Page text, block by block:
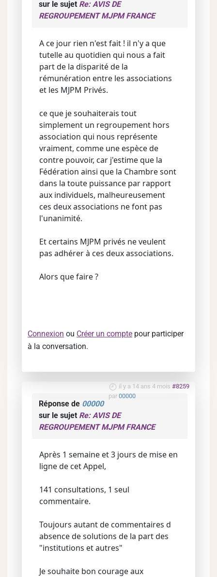
sur le sujet Re: AVIS DE
REGROUPEMENT MJPM FRANCE
A ce jour rien n'est fait ! il n'y a que
tutelle au quotidien qui nous a fait
part de la disparité de la
rémunération entre les associations
et les MJPM Privés.
ce que je souhaiterais tout
simplement un regroupement hors
association qui nous représente
vraiment, comme une espèce de
contre pouvoir, car j'estime que la
Fédération ainsi que la Chambre sont
dans la toute puissance par rapport
aux individuels, malheureusement
ces deux associations ne font pas
l'unanimité.
Et certains MJPM privés ne veulent
pas adhérer à ces deux associations.
Alors que faire ?
Connexion ou Créer un compte pour participer
à la conversation.
il y a 14 ans 4 mois #8259
par 00000
Réponse de 00000
sur le sujet Re: AVIS DE
REGROUPEMENT MJPM FRANCE
Après 1 semaine et 3 jours de mise en
ligne de cet Appel,
141 consultations, 1 seul
commentaire.
Toujours autant de commentaires d
absence de solutions de la part des
"institutions et autres"
Je souhaite bon courage aux